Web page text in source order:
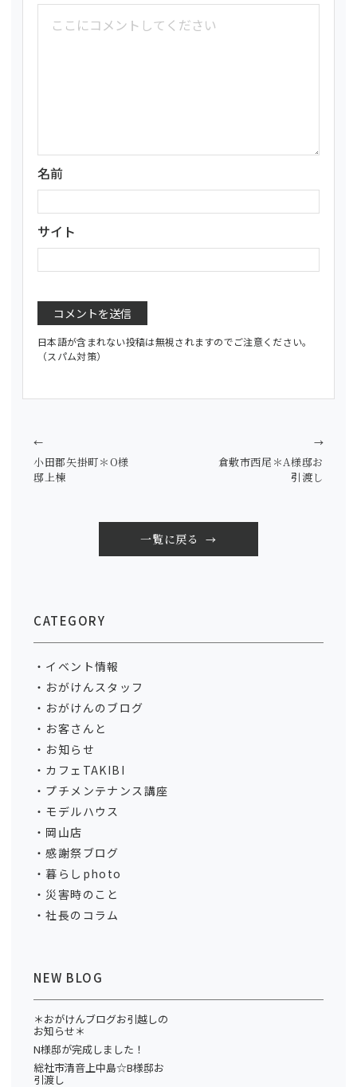
名前
サイト
日本語が含まれない投稿は無視されますのでご注意ください。
（スパム対策）
小田郡矢掛町＊O様
邸上棟
←
一覧に戻る
倉敷市西尾＊A様邸お
引渡し
→
CATEGORY
イベント情報
おがけんスタッフ
おがけんのブログ
お客さんと
お知らせ
カフェTAKIBI
プチメンテナンス講座
モデルハウス
岡山店
感謝祭ブログ
暮らしphoto
災害時のこと
社長のコラム
NEW BLOG
＊おがけんブログお引越しの
お知らせ＊
N様邸が完成しました！
総社市清音上中島☆B様邸お
引渡し